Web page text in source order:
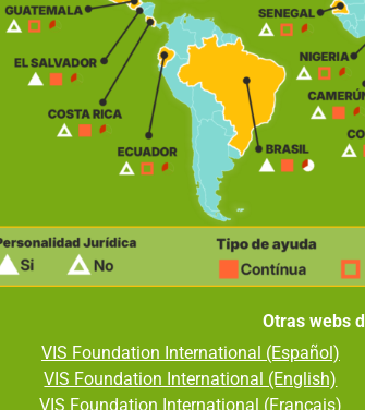
Otras webs
VIS Foundation International (Español)
VIS Foundation International (English)
VIS Foundation International (Français)